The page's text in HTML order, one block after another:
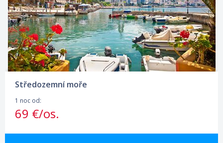
Středozemní moře
1 noc od:
69 €/os.